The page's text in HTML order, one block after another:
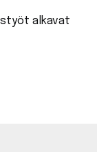
alkavat